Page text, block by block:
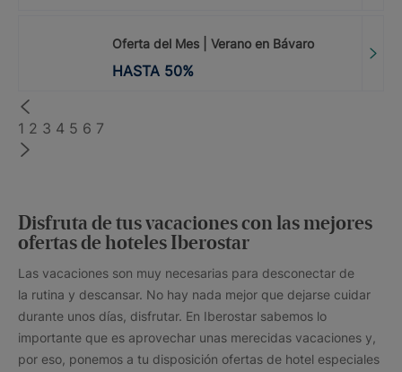
Oferta del Mes | Verano en Bávaro
HASTA 50%
1 2 3 4 5 6 7
Disfruta de tus vacaciones con las mejores
ofertas de hoteles Iberostar
Las vacaciones son muy necesarias para desconectar de
la rutina y descansar. No hay nada mejor que dejarse cuidar
durante unos días, disfrutar. En Iberostar sabemos lo
importante que es aprovechar unas merecidas vacaciones y,
por eso, ponemos a tu disposición ofertas de hotel especiales